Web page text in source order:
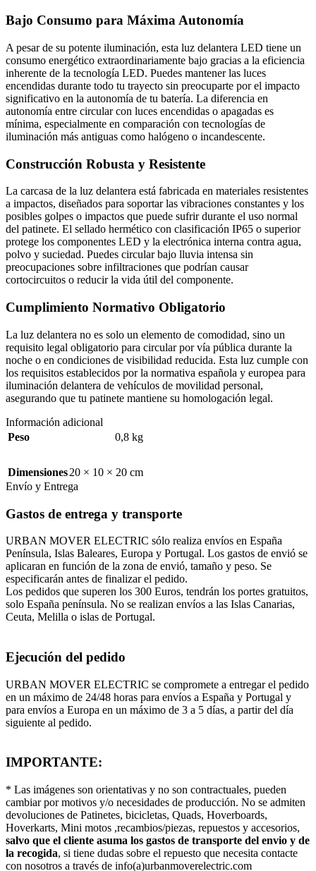
Bajo Consumo para Máxima Autonomía
A pesar de su potente iluminación, esta luz delantera LED tiene un
consumo energético extraordinariamente bajo gracias a la eficiencia
inherente de la tecnología LED. Puedes mantener las luces
encendidas durante todo tu trayecto sin preocuparte por el impacto
significativo en la autonomía de tu batería. La diferencia en
autonomía entre circular con luces encendidas o apagadas es
mínima, especialmente en comparación con tecnologías de
iluminación más antiguas como halógeno o incandescente.
Construcción Robusta y Resistente
La carcasa de la luz delantera está fabricada en materiales resistentes
a impactos, diseñados para soportar las vibraciones constantes y los
posibles golpes o impactos que puede sufrir durante el uso normal
del patinete. El sellado hermético con clasificación IP65 o superior
protege los componentes LED y la electrónica interna contra agua,
polvo y suciedad. Puedes circular bajo lluvia intensa sin
preocupaciones sobre infiltraciones que podrían causar
cortocircuitos o reducir la vida útil del componente.
Cumplimiento Normativo Obligatorio
La luz delantera no es solo un elemento de comodidad, sino un
requisito legal obligatorio para circular por vía pública durante la
noche o en condiciones de visibilidad reducida. Esta luz cumple con
los requisitos establecidos por la normativa española y europea para
iluminación delantera de vehículos de movilidad personal,
asegurando que tu patinete mantiene su homologación legal.
Información adicional
Peso
0,8 kg
Dimensiones20 × 10 × 20 cm
Envío y Entrega
Gastos de entrega y transporte
URBAN MOVER ELECTRIC sólo realiza envíos en España
Península, Islas Baleares, Europa y Portugal. Los gastos de envió se
aplicaran en función de la zona de envió, tamaño y peso. Se
especificarán antes de finalizar el pedido.
Los pedidos que superen los 300 Euros, tendrán los portes gratuitos,
solo España península. No se realizan envíos a las Islas Canarias,
Ceuta, Melilla o islas de Portugal.
Ejecución del pedido
URBAN MOVER ELECTRIC se compromete a entregar el pedido
en un máximo de 24/48 horas para envíos a España y Portugal y
para envíos a Europa en un máximo de 3 a 5 días, a partir del día
siguiente al pedido.
IMPORTANTE:
* Las imágenes son orientativas y no son contractuales, pueden
cambiar por motivos y/o necesidades de producción. No se admiten
devoluciones de Patinetes, bicicletas, Quads, Hoverboards,
Hoverkarts, Mini motos ,recambios/piezas, repuestos y accesorios,
salvo que el cliente asuma los gastos de transporte del envio y de
la recogida, si tiene dudas sobre el repuesto que necesita contacte
con nosotros a través de info(a)urbanmoverelectric.com